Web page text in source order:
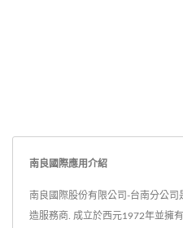
南良國際應用介紹
南良國際股份有限公司-台南分公
造服務商. 成立於西元1972年並擁